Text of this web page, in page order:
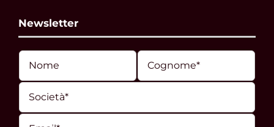
Newsletter